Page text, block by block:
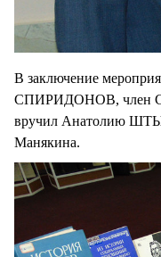
В заключение
СПИРИДОНОВ, член
вручил Анатолию
Манякина.